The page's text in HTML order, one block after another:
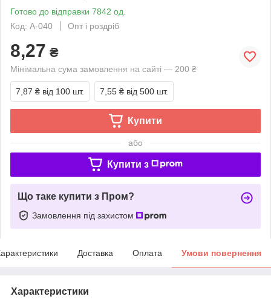
Готово до відправки 7842 од.
Код: A-040
Опт і роздріб
8,27 ₴
Мінімальна сума замовлення на сайті — 200 ₴
7,87 ₴ від 100 шт. 7,55 ₴ від 500 шт.
Купити
або
Купити з
Що таке купити з Пром?
Замовлення під захистом
Доставка Оплата Умови повернення
Характеристики